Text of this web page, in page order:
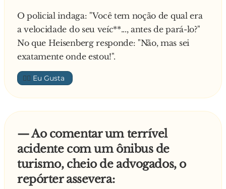
2. É muito barulhenta e tagarela em altas
velocidades;
3. Na maioria dos casos, a suspensão traseira é
muito macia e vibra demais;
da área de reciclagem;
defeitos, mas de acordo com os dados que
levantei, há muito mais homens montados na
minha invenção do que na tua
O policial indaga: "Você tem noção de qual era
a velocidade do seu veíc**..., antes de pará-lo?"
No que Heisenberg responde: "Não, mas sei
exatamente onde estou!".
👍🏼
— Ao comentar um terrível
acidente com um ônibus de
turismo, cheio de advogados, o
repórter assevera: